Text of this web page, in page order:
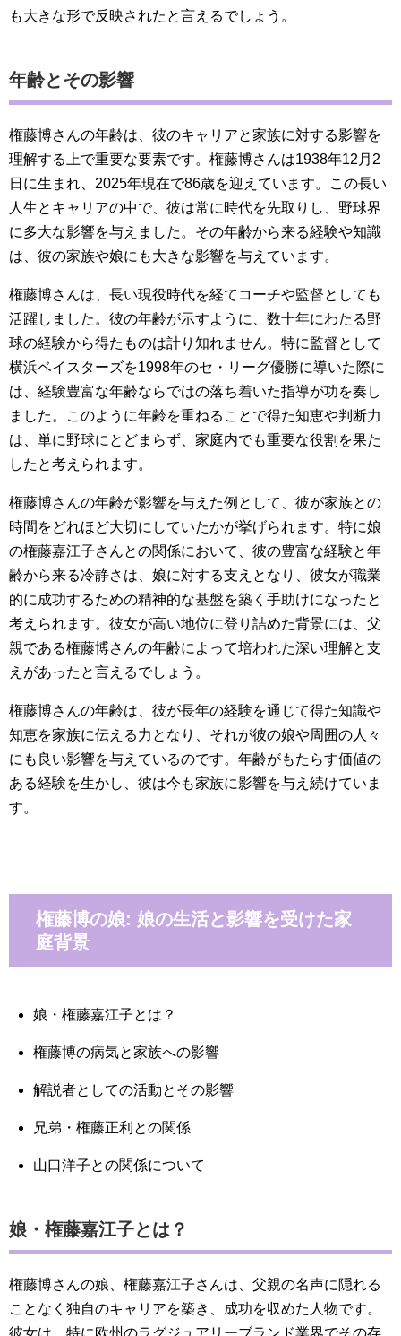
も大きな形で反映されたと言えるでしょう。
年齢とその影響
権藤博さんの年齢は、彼のキャリアと家族に対する影響を
理解する上で重要な要素です。権藤博さんは1938年12月2
日に生まれ、2025年現在で86歳を迎えています。この長い
人生とキャリアの中で、彼は常に時代を先取りし、野球界
に多大な影響を与えました。その年齢から来る経験や知識
は、彼の家族や娘にも大きな影響を与えています。
権藤博さんは、長い現役時代を経てコーチや監督としても
活躍しました。彼の年齢が示すように、数十年にわたる野
球の経験から得たものは計り知れません。特に監督として
横浜ベイスターズを1998年のセ・リーグ優勝に導いた際に
は、経験豊富な年齢ならではの落ち着いた指導が功を奏し
ました。このように年齢を重ねることで得た知恵や判断力
は、単に野球にとどまらず、家庭内でも重要な役割を果た
したと考えられます。
権藤博さんの年齢が影響を与えた例として、彼が家族との
時間をどれほど大切にしていたかが挙げられます。特に娘
の権藤嘉江子さんとの関係において、彼の豊富な経験と年
齢から来る冷静さは、娘に対する支えとなり、彼女が職業
的に成功するための精神的な基盤を築く手助けになったと
考えられます。彼女が高い地位に登り詰めた背景には、父
親である権藤博さんの年齢によって培われた深い理解と支
えがあったと言えるでしょう。
権藤博さんの年齢は、彼が長年の経験を通じて得た知識や
知恵を家族に伝える力となり、それが彼の娘や周囲の人々
にも良い影響を与えているのです。年齢がもたらす価値の
ある経験を生かし、彼は今も家族に影響を与え続けていま
す。
権藤博の娘: 娘の生活と影響を受けた家
庭背景
娘・権藤嘉江子とは？
権藤博の病気と家族への影響
解説者としての活動とその影響
兄弟・権藤正利との関係
山口洋子との関係について
娘・権藤嘉江子とは？
権藤博さんの娘、権藤嘉江子さんは、父親の名声に隠れる
ことなく独自のキャリアを築き、成功を収めた人物です。
彼女は、特に欧州のラグジュアリーブランド業界でその存